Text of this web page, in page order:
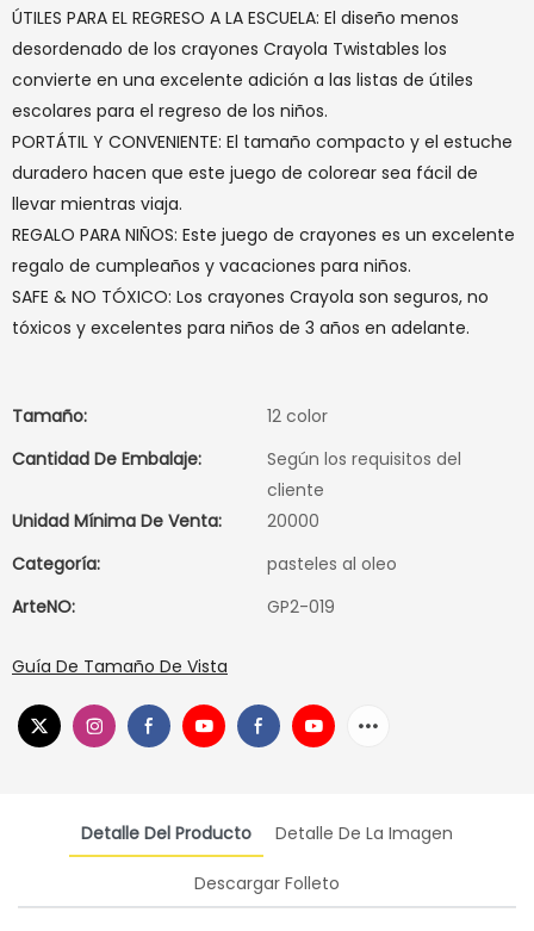
ÚTILES PARA EL REGRESO A LA ESCUELA: El diseño menos
desordenado de los crayones Crayola Twistables los
convierte en una excelente adición a las listas de útiles
escolares para el regreso de los niños.
PORTÁTIL Y CONVENIENTE: El tamaño compacto y el estuche
duradero hacen que este juego de colorear sea fácil de
llevar mientras viaja.
REGALO PARA NIÑOS: Este juego de crayones es un excelente
regalo de cumpleaños y vacaciones para niños.
SAFE & NO TÓXICO: Los crayones Crayola son seguros, no
tóxicos y excelentes para niños de 3 años en adelante.
Tamaño:
12 color
Cantidad De Embalaje:
Según los requisitos del
cliente
Unidad Mínima De Venta:
20000
Categoría:
pasteles al oleo
ArteNO:
GP2-019
Guía De Tamaño De Vista
Detalle Del Producto Detalle De La Imagen
Descargar Folleto